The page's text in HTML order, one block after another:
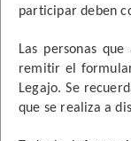
participar deben
Las personas
remitir el
Legajo. Se
que se realiza a